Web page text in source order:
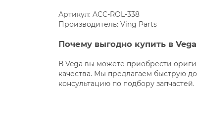
Артикул: ACC-ROL-338
Производитель: Ving Parts
Почему выгодно купить в Vega
В Vega вы можете приобрести
качества. Мы предлагаем быструю
консультацию по подбору запчастей.